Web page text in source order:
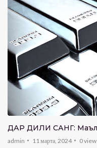
ДАР ДИЛИ САНГ:
admin 11 марта, 2024 0view